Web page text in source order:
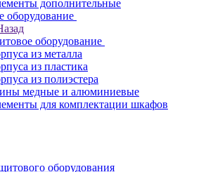
дополнительные
оборудование
оборудование
из металла
из пластика
из полиэстера
медные и алюминиевые
для комплектации шкафов
оборудования